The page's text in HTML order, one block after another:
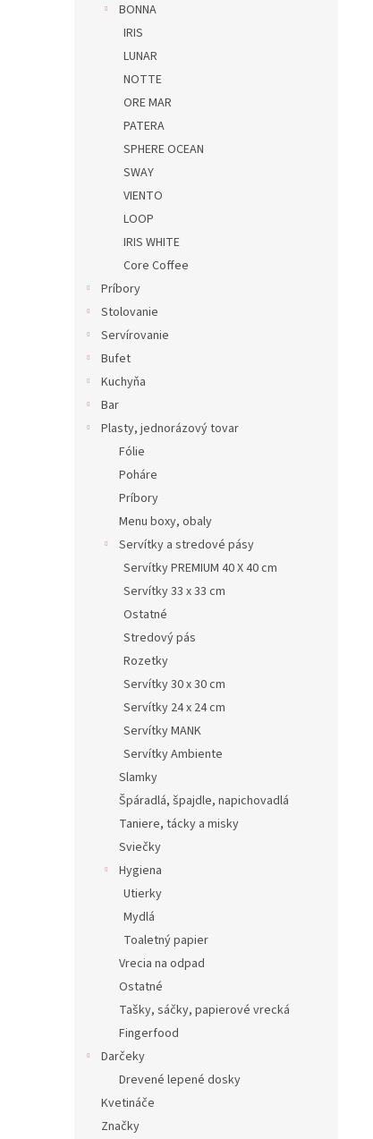
BONNA
IRIS
LUNAR
NOTTE
ORE MAR
PATERA
SPHERE OCEAN
SWAY
VIENTO
LOOP
IRIS WHITE
Core Coffee
Príbory
Stolovanie
Servírovanie
Bufet
Kuchyňa
Bar
Plasty, jednorázový tovar
Fólie
Poháre
Príbory
Menu boxy, obaly
Servítky a stredové pásy
Servítky PREMIUM 40 X 40 cm
Servítky 33 x 33 cm
Ostatné
Stredový pás
Rozetky
Servítky 30 x 30 cm
Servítky 24 x 24 cm
Servítky MANK
Servítky Ambiente
Slamky
Špáradlá, špajdle, napichovadlá
Taniere, tácky a misky
Sviečky
Hygiena
Utierky
Mydlá
Toaletný papier
Vrecia na odpad
Ostatné
Tašky, sáčky, papierové vrecká
Fingerfood
Darčeky
Drevené lepené dosky
Kvetináče
Značky